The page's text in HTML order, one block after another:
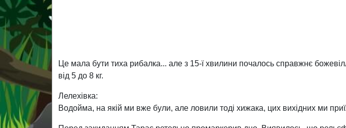
Це мала бути тиха рибалка... але з 15-ї хвилини почалось справжнє
від 5 до 8 кг.
Лелехівка:
Водойма, на якій ми вже були, але ловили тоді хижака, цих вихідних ми